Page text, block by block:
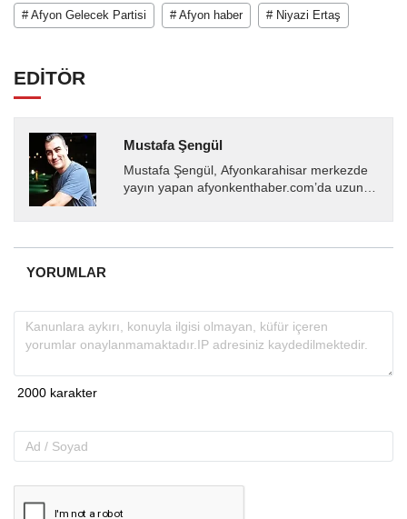
# Afyon Gelecek Partisi # Afyon haber # Niyazi Ertaş
EDİTÖR
Mustafa Şengül
Mustafa Şengül, Afyonkarahisar merkezde
yayın yapan afyonkenthaber.com’da uzun
almakta, haber akışı...
YORUMLAR